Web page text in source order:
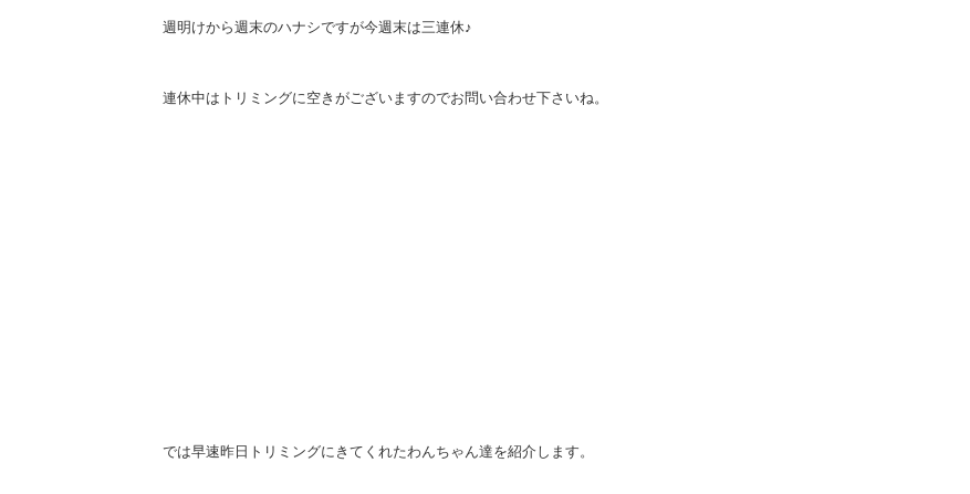
週明けから週末のハナシですが今週末は三連休♪
連休中はトリミングに空きがございますのでお問い合わせ下さいね。
では早速昨日トリミングにきてくれたわんちゃん達を紹介します。